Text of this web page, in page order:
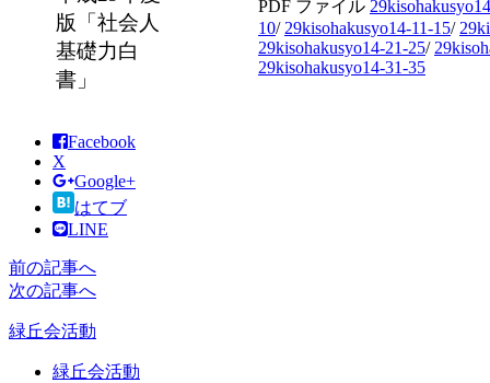
版「社会人
基礎力白
書」
PDF ファイル
10/29kisohakusyo14-11-15/
29kisohakusyo14-21-25/
29kisohakusyo14-31-35
Facebook
X
Google+
はてブ
LINE
前の記事へ
次の記事へ
緑丘会活動
緑丘会活動